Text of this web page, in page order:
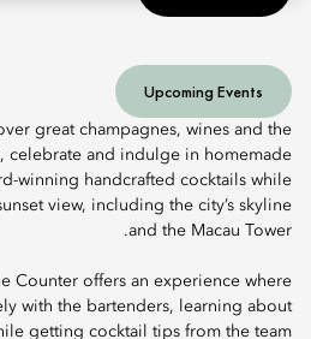
Upcoming Events
great champagnes, wines and the
celebrate and indulge in homemade
winning handcrafted cocktails while
view, including the city’s skyline
and the Macau Tower.
Counter offers an experience where
with the bartenders, learning about
getting cocktail tips from the team.